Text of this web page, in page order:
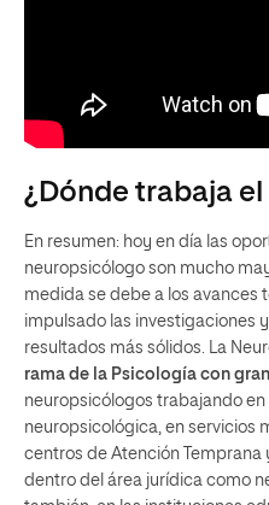
¿Dónde trabaja
En resumen: hoy en día las
neuropsicólogo son mucho
medida se debe a los avances
impulsado las investigaciones
resultados más sólidos. La
rama de la Psicología con
neuropsicólogos trabajando
neuropsicológica, en servicios
centros de Atención Temprana
dentro del área jurídica como